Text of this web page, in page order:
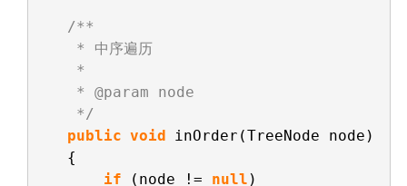
/**
* 中序遍历
*
* @param node
*/
public void
inOrder(TreeNode node)
{
if
(node != null )